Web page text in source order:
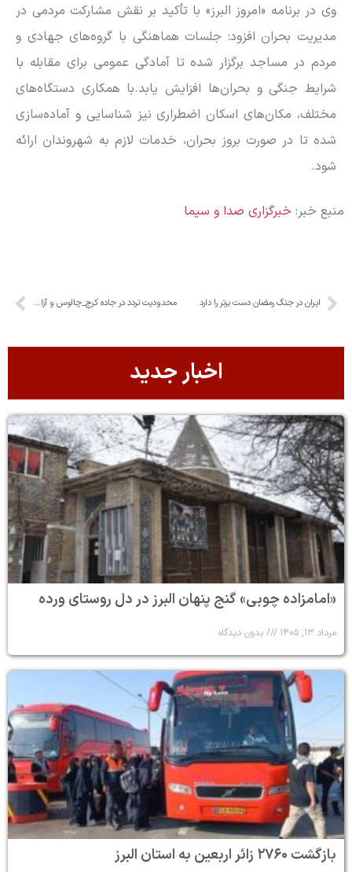
وی در برنامه «امروز البرز» با تأکید بر نقش مشارکت مردمی در
مدیریت بحران افزود: جلسات هماهنگی با گروه‌های جهادی و
مردم در مساجد برگزار شده تا آمادگی عمومی برای مقابله با
شرایط جنگی و بحران‌ها افزایش یابد.با همکاری دستگاه‌های
مختلف، مکان‌های اسکان اضطراری نیز شناسایی و آماده‌سازی
شده تا در صورت بروز بحران، خدمات لازم به شهروندان ارائه
شود.
منبع خبر: خبرگزاری صدا و سیما
ایران در جنگ رمضان دست برتر را دارد محدودیت تردد در جاده کرج_چالوس و آزادراه تهران_شمال
اخبار جدید
«امامزاده چوبی» گنج پنهان البرز در دل روستای ورده
مرداد ۱۳, ۱۴۰۵ بدون دیدگاه
بازگشت ۲۷۶۰ زائر اربعین به استان البرز